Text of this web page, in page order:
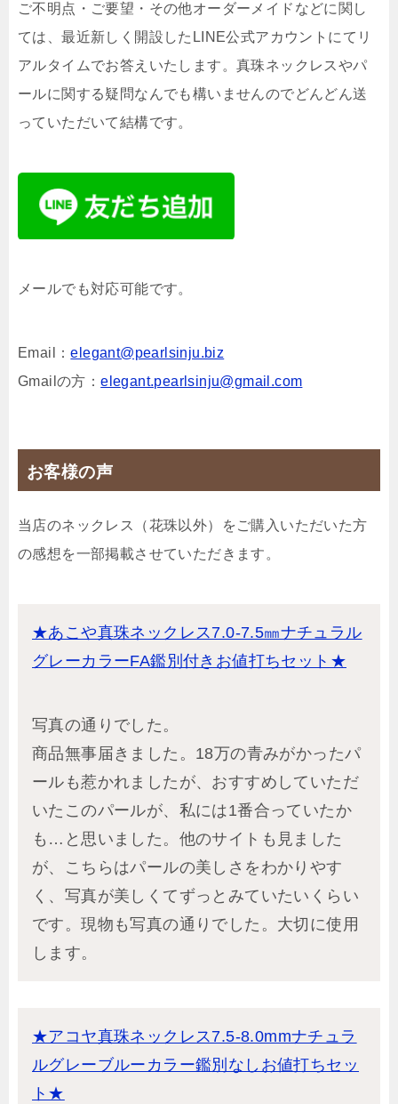
ご不明点・ご要望・その他オーダーメイドなどに関し
ては、最近新しく開設したLINE公式アカウントにてリ
アルタイムでお答えいたします。真珠ネックレスやパ
ールに関する疑問なんでも構いませんのでどんどん送
っていただいて結構です。
メールでも対応可能です。
Email：elegant@pearlsinju.biz
Gmailの方：elegant.pearlsinju@gmail.com
お客様の声
当店のネックレス（花珠以外）をご購入いただいた方
の感想を一部掲載させていただきます。
★あこや真珠ネックレス7.0-7.5㎜ナチュラル
グレーカラーFA鑑別付きお値打ちセット★
写真の通りでした。
商品無事届きました。18万の青みがかったパ
ールも惹かれましたが、おすすめしていただ
いたこのパールが、私には1番合っていたか
も…と思いました。他のサイトも見ました
が、こちらはパールの美しさをわかりやす
く、写真が美しくてずっとみていたいくらい
です。現物も写真の通りでした。大切に使用
します。
★アコヤ真珠ネックレス7.5-8.0mmナチュラ
ルグレーブルーカラー鑑別なしお値打ちセッ
ト★